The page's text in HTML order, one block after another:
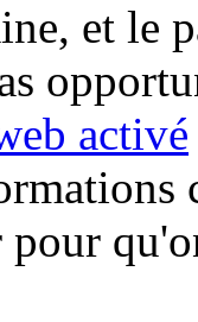
et le
activé